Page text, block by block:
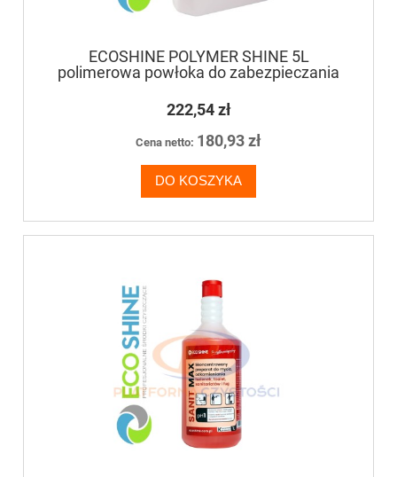
ECOSHINE POLYMER SHINE 5L
polimerowa powłoka do zabezpieczania
222,54 zł
Cena netto: 180,93 zł
DO KOSZYKA